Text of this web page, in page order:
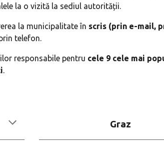
la o vizită la sediul autorității.
la municipalitate în scris (prin e-mail,
telefon.
responsabile pentru cele 9 cele mai
.
Graz